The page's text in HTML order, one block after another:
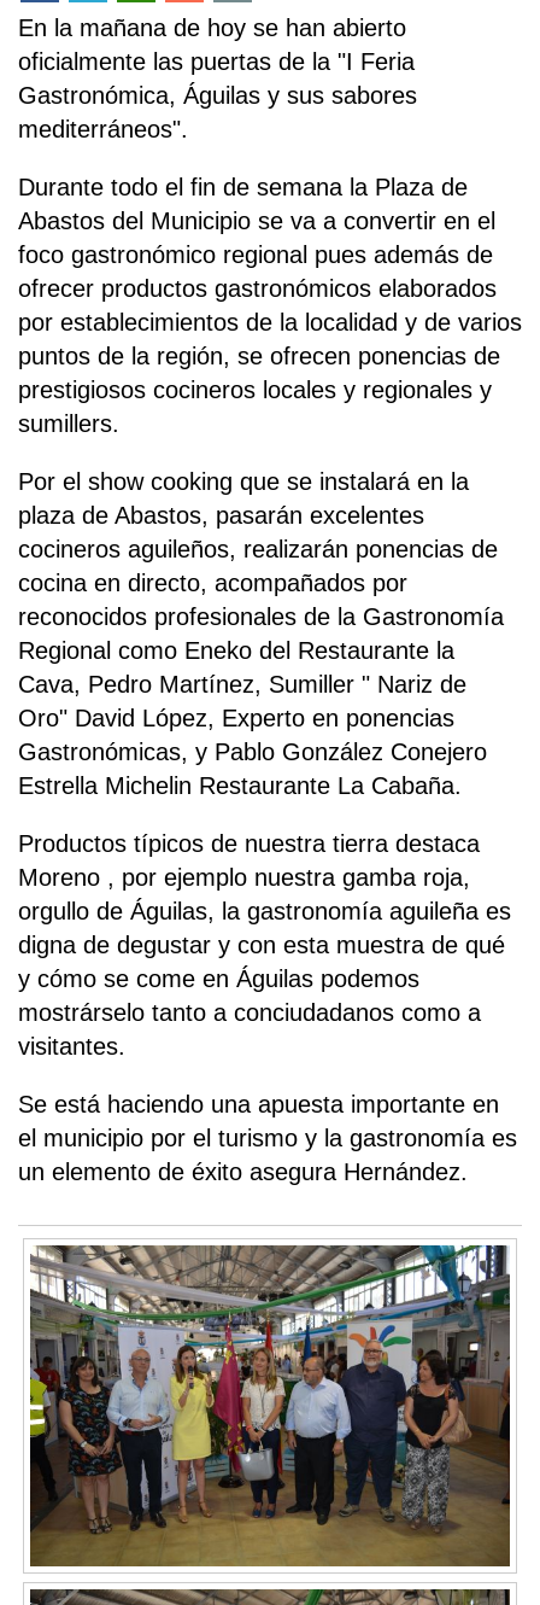
En la mañana de hoy se han abierto
oficialmente las puertas de la "I Feria
Gastronómica, Águilas y sus sabores
mediterráneos".
Durante todo el fin de semana la Plaza de
Abastos del Municipio se va a convertir en el
foco gastronómico regional pues además de
ofrecer productos gastronómicos elaborados
por establecimientos de la localidad y de varios
puntos de la región, se ofrecen ponencias de
prestigiosos cocineros locales y regionales y
sumillers.
Por el show cooking que se instalará en la
plaza de Abastos, pasarán excelentes
cocineros aguileños, realizarán ponencias de
cocina en directo, acompañados por
reconocidos profesionales de la Gastronomía
Regional como Eneko del Restaurante la
Cava, Pedro Martínez, Sumiller " Nariz de
Oro" David López, Experto en ponencias
Gastronómicas, y Pablo González Conejero
Estrella Michelin Restaurante La Cabaña.
Productos típicos de nuestra tierra destaca
Moreno , por ejemplo nuestra gamba roja,
orgullo de Águilas, la gastronomía aguileña es
digna de degustar y con esta muestra de qué
y cómo se come en Águilas podemos
mostrárselo tanto a conciudadanos como a
visitantes.
Se está haciendo una apuesta importante en
el municipio por el turismo y la gastronomía es
un elemento de éxito asegura Hernández.